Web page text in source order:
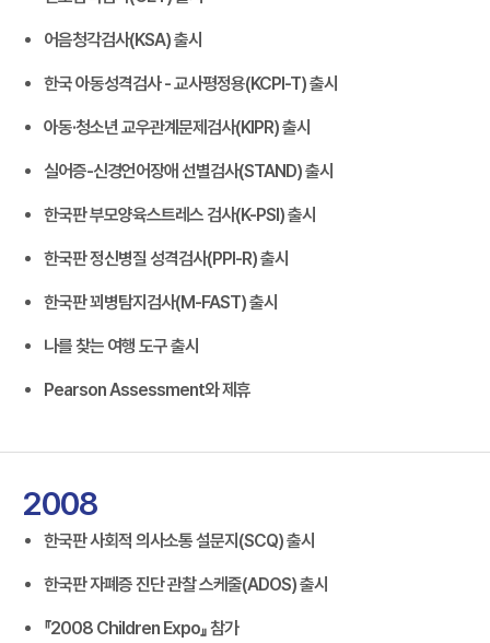
어음청각검사(KSA) 출시
한국 아동성격검사 - 교사평정용(KCPI-T) 출시
아동·청소년 교우관계문제검사(KIPR) 출시
실어증-신경언어장애 선별검사(STAND) 출시
한국판 부모양육스트레스 검사(K-PSI) 출시
한국판 정신병질 성격검사(PPI-R) 출시
한국판 꾀병탐지검사(M-FAST) 출시
나를 찾는 여행 도구 출시
Pearson Assessment와 제휴
2008
한국판 사회적 의사소통 설문지(SCQ) 출시
한국판 자폐증 진단 관찰 스케줄(ADOS) 출시
『2008 Children Expo』 참가